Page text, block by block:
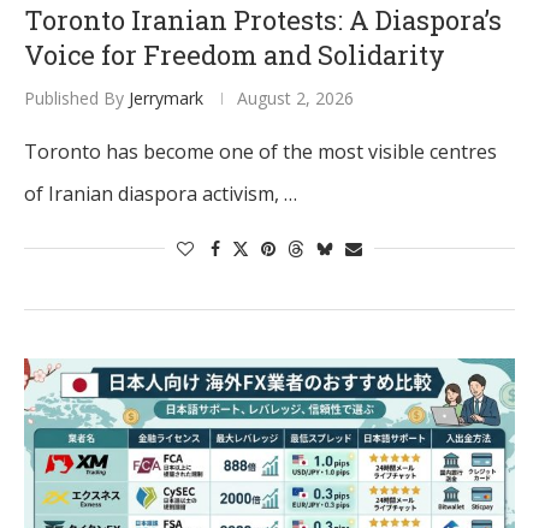
Toronto Iranian Protests: A Diaspora’s
Voice for Freedom and Solidarity
Published By Jerrymark August 2, 2026
Toronto has become one of the most visible centres
of Iranian diaspora activism, …